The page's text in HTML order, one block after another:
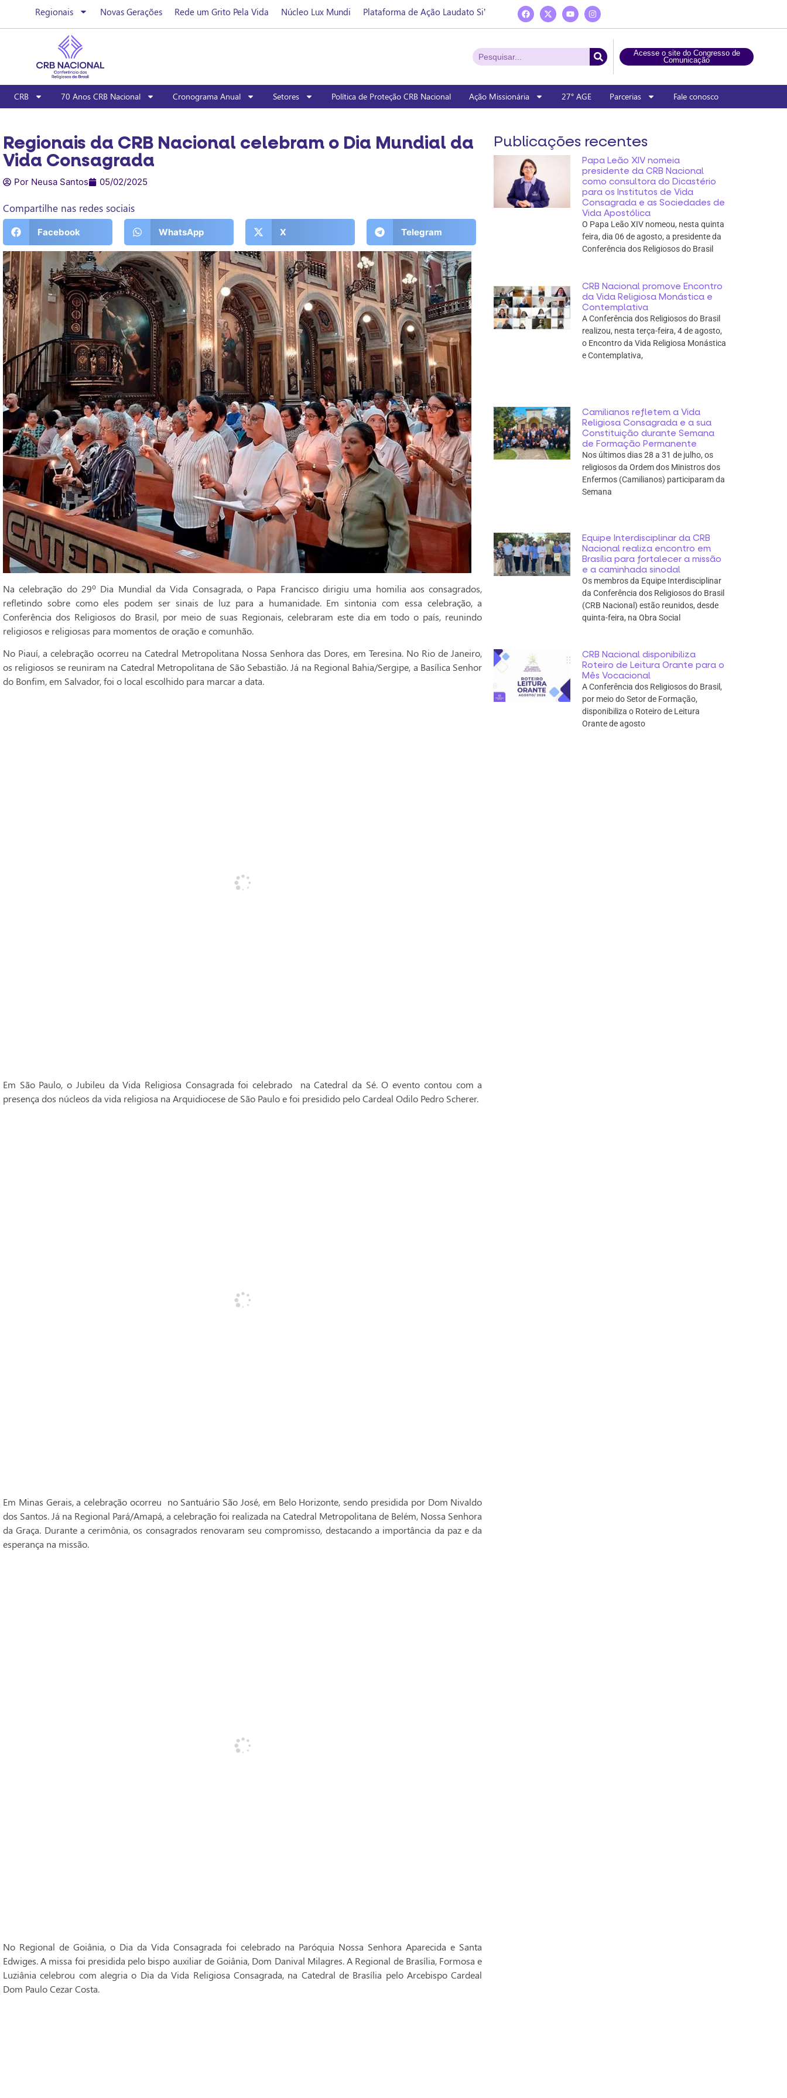
Regionais Novas Gerações Rede um Grito Pela Vida Núcleo Lux Mundi Plataforma de Ação Laudato Si’
Acesse o site do Congresso de
Comunicação
CRB 70 Anos CRB Nacional Cronograma Anual Setores Política de Proteção CRB Nacional Ação Missionária 27° AGE Parcerias Fale conosco
Regionais da CRB Nacional celebram o Dia Mundial da
Vida Consagrada
Por Neusa Santos 05/02/2025
Compartilhe nas redes sociais
Facebook WhatsApp X Telegram
Na celebração do 29º Dia Mundial da Vida Consagrada, o Papa Francisco dirigiu uma homilia aos consagrados,
refletindo sobre como eles podem ser sinais de luz para a humanidade. Em sintonia com essa celebração, a
Conferência dos Religiosos do Brasil, por meio de suas Regionais, celebraram este dia em todo o país, reunindo
religiosos e religiosas para momentos de oração e comunhão.
No Piauí, a celebração ocorreu na Catedral Metropolitana Nossa Senhora das Dores, em Teresina. No Rio de Janeiro,
os religiosos se reuniram na Catedral Metropolitana de São Sebastião. Já na Regional Bahia/Sergipe, a Basílica Senhor
do Bonfim, em Salvador, foi o local escolhido para marcar a data.
Em São Paulo, o Jubileu da Vida Religiosa Consagrada foi celebrado na Catedral da Sé. O evento contou com a
presença dos núcleos da vida religiosa na Arquidiocese de São Paulo e foi presidido pelo Cardeal Odilo Pedro Scherer.
Em Minas Gerais, a celebração ocorreu no Santuário São José, em Belo Horizonte, sendo presidida por Dom Nivaldo
dos Santos. Já na Regional Pará/Amapá, a celebração foi realizada na Catedral Metropolitana de Belém, Nossa Senhora
da Graça. Durante a cerimônia, os consagrados renovaram seu compromisso, destacando a importância da paz e da
esperança na missão.
No Regional de Goiânia, o Dia da Vida Consagrada foi celebrado na Paróquia Nossa Senhora Aparecida e Santa
Edwiges. A missa foi presidida pelo bispo auxiliar de Goiânia, Dom Danival Milagres. A Regional de Brasília, Formosa e
Luziânia celebrou com alegria o Dia da Vida Religiosa Consagrada, na Catedral de Brasília pelo Arcebispo Cardeal
Dom Paulo Cezar Costa.
Publicações recentes
Papa Leão XIV nomeia
presidente da CRB Nacional
como consultora do Dicastério
para os Institutos de Vida
Consagrada e as Sociedades de
Vida Apostólica
O Papa Leão XIV nomeou, nesta quinta
feira, dia 06 de agosto, a presidente da
Conferência dos Religiosos do Brasil
CRB Nacional promove Encontro
da Vida Religiosa Monástica e
Contemplativa
A Conferência dos Religiosos do Brasil
realizou, nesta terça-feira, 4 de agosto,
o Encontro da Vida Religiosa Monástica
e Contemplativa,
Camilianos refletem a Vida
Religiosa Consagrada e a sua
Constituição durante Semana
de Formação Permanente
Nos últimos dias 28 a 31 de julho, os
religiosos da Ordem dos Ministros dos
Enfermos (Camilianos) participaram da
Semana
Equipe Interdisciplinar da CRB
Nacional realiza encontro em
Brasília para fortalecer a missão
e a caminhada sinodal
Os membros da Equipe Interdisciplinar
da Conferência dos Religiosos do Brasil
(CRB Nacional) estão reunidos, desde
quinta-feira, na Obra Social
CRB Nacional disponibiliza
Roteiro de Leitura Orante para o
Mês Vocacional
A Conferência dos Religiosos do Brasil,
por meio do Setor de Formação,
disponibiliza o Roteiro de Leitura
Orante de agosto